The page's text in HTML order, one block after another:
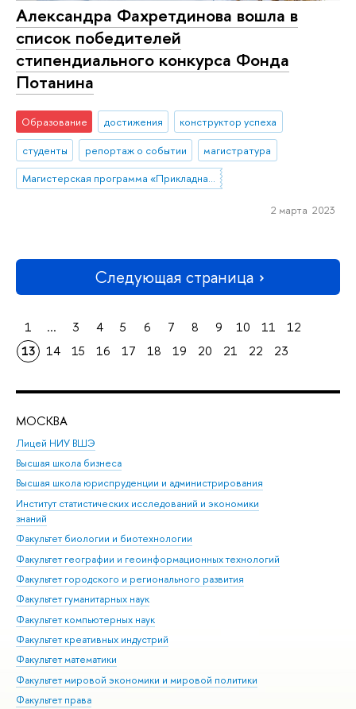
Александра Фахретдинова вошла в
список победителей
стипендиального конкурса Фонда
Потанина
Образование достижения
конструктор успеха
студенты
репортаж о событии
магистратура
Магистерская программа «Прикладная социальная психология»
2 марта 2023
Следующая страница
1 ... 3 4 5 6 7 8 9 10 11
12
13
14 15 16 17 18 19 20 21 22 23
МОСКВА
Лицей НИУ ВШЭ
Высшая школа бизнеса
Высшая школа юриспруденции и администрирования
Институт статистических исследований и экономики
знаний
Факультет биологии и биотехнологии
Факультет географии и геоинформационных технологий
Факультет городского и регионального развития
Факультет гуманитарных наук
Факультет компьютерных наук
Факультет креативных индустрий
Факультет математики
Факультет мировой экономики и мировой политики
Факультет права